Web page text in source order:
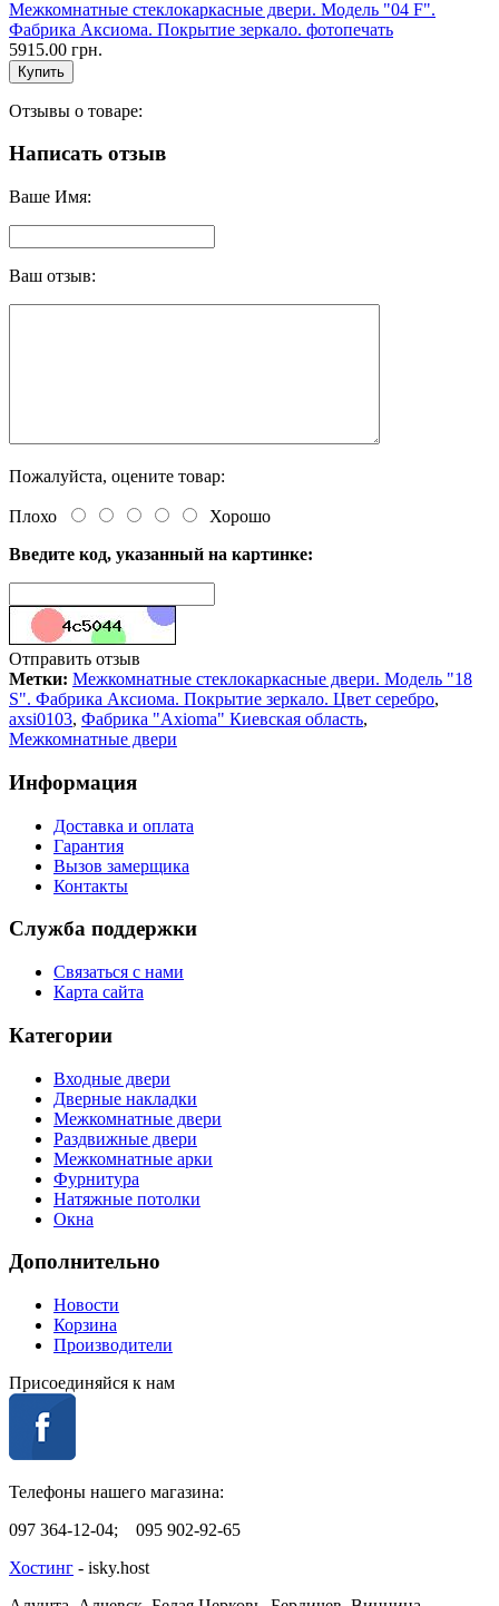
Межкомнатные стеклокаркасные двери. Модель "04 F".
Фабрика Аксиома. Покрытие зеркало. фотопечать
5915.00 грн.
Отзывы о товаре:
Написать отзыв
Ваше Имя:
Ваш отзыв:
Пожалуйста, оцените товар:
Плохо
Хорошо
Введите код, указанный на картинке:
Отправить отзыв
Метки: Межкомнатные стеклокаркасные двери. Модель "18
S". Фабрика Аксиома. Покрытие зеркало. Цвет серебро,
axsi0103, Фабрика "Axioma" Киевская область,
Межкомнатные двери
Информация
Доставка и оплата
Гарантия
Вызов замерщика
Контакты
Служба поддержки
Связаться с нами
Карта сайта
Категории
Входные двери
Дверные накладки
Межкомнатные двери
Раздвижные двери
Межкомнатные арки
Фурнитура
Натяжные потолки
Окна
Дополнительно
Новости
Корзина
Производители
Присоединяйся к нам
Телефоны нашего магазина:
097 364-12-04; 095 902-92-65
Хостинг - isky.host